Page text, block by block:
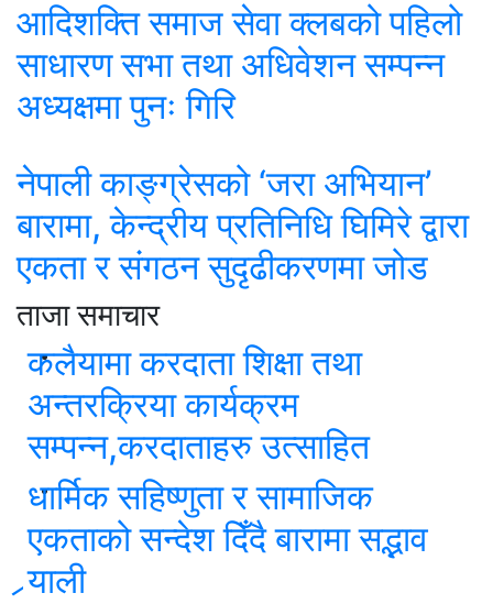
आदिशक्ति समाज सेवा क्लबको पहिलो
साधारण सभा तथा अधिवेशन सम्पन्न
अध्यक्षमा पुनः गिरि
नेपाली काङ्ग्रेसको ‘जरा अभियान’
बारामा, केन्द्रीय प्रतिनिधि घिमिरे द्वारा
एकता र संगठन सुदृढीकरणमा जोड
ताजा समाचार
कलैयामा करदाता शिक्षा तथा
अन्तरक्रिया कार्यक्रम
सम्पन्न,करदाताहरु उत्साहित
धार्मिक सहिष्णुता र सामाजिक
एकताको सन्देश दिँदै बारामा सद्भाव
र्‍याली